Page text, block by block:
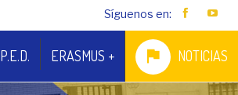
Síguenos en:
P.E.D. ERASMUS + NOTICIAS